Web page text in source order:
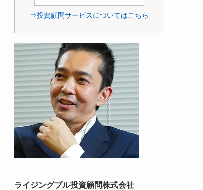
⇒投資顧問サービスについてはこちら
ライジングブル投資顧問株式会社